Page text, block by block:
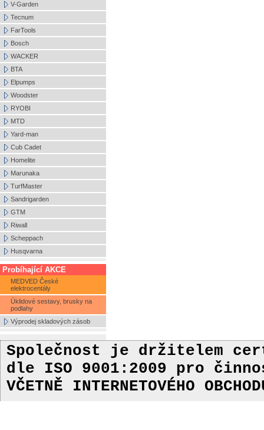
V-Garden
Tecnum
FarTools
Bosch
WACKER
BTA
Elpumps
Woodster
RYOBI
MTD
Yard-man
Cub Cadet
Homelite
Marunaka
TurfMaster
Sandrigarden
GTM
Riwall
Scheppach
Husqvarna
Probíhající AKCE
MEDVED České
elektrocentály
Úklidové sestavy, brusky na
podlahy
Výprodej skladových zásob
Společnost je držitelem
dle ISO 9001:2009 pro
VČETNĚ INTERNETOVÉHO